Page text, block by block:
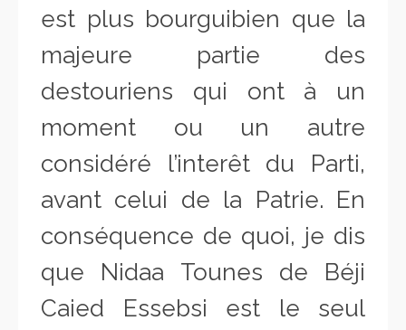
est plus bourguibien que la
majeure partie des
destouriens qui ont à un
moment ou un autre
considéré l’interêt du Parti,
avant celui de la Patrie. En
conséquence de quoi, je dis
que Nidaa Tounes de Béji
Caied Essebsi est le seul